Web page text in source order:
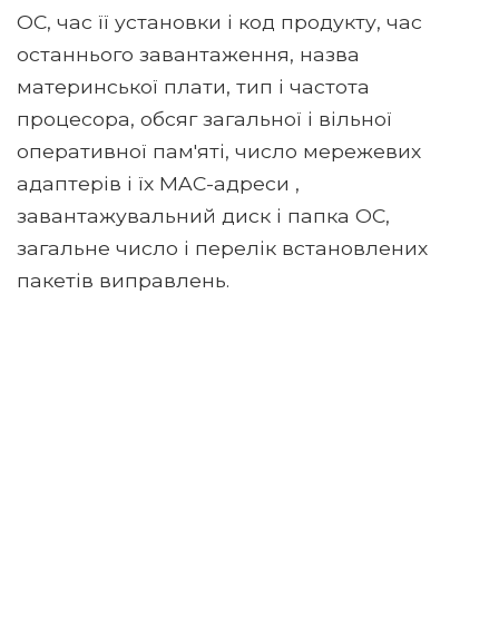
ОС, час її установки і код продукту, час
останнього завантаження, назва
материнської плати, тип і частота
процесора, обсяг загальної і вільної
оперативної пам'яті, число мережевих
адаптерів і їх MAC-адреси ,
завантажувальний диск і папка ОС,
загальне число і перелік встановлених
пакетів виправлень.